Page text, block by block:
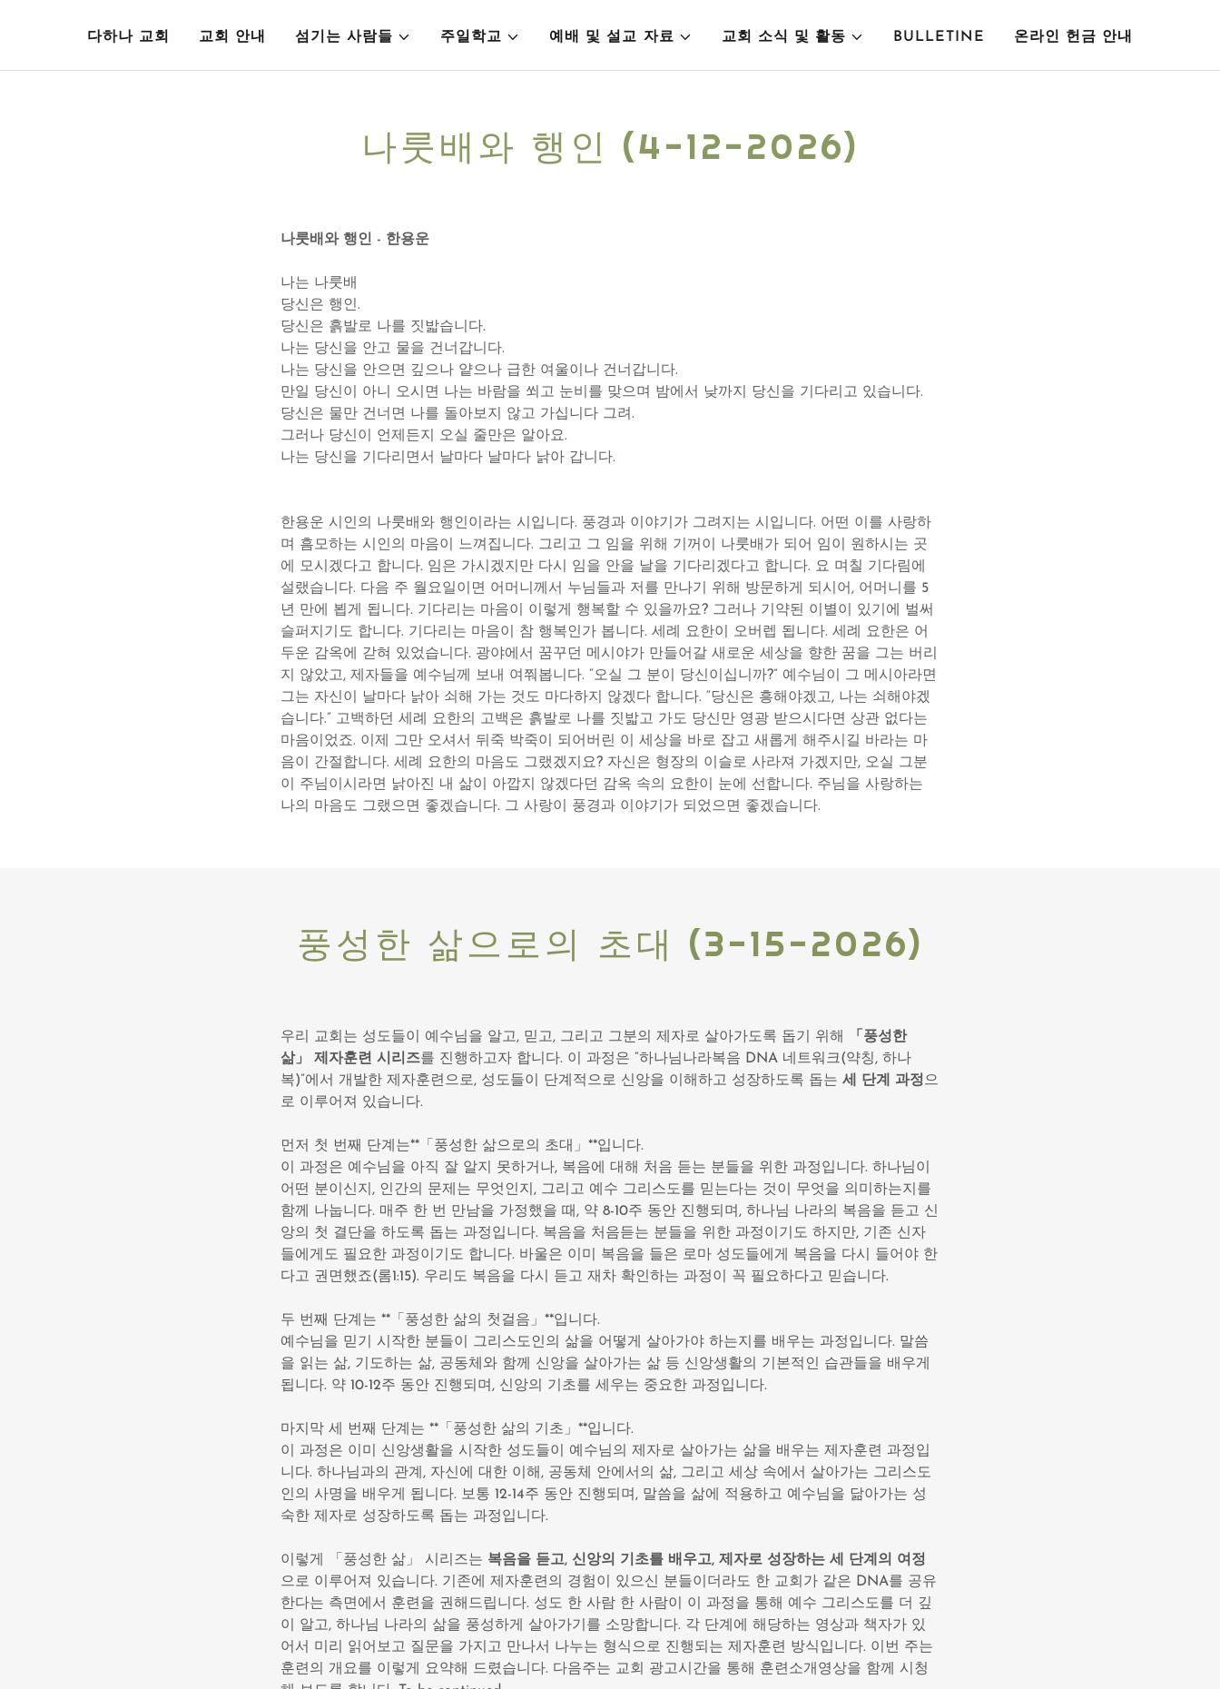
다하나 교회 교회 안내 섬기는 사람들 주일학교 예배 및 설교 자료 교회 소식 및 활동 BULLETINE 온라인 헌금 안내
나룻배와 행인 (4-12-2026)
나룻배와 행인 - 한용운
나는 나룻배
당신은 행인.
당신은 흙발로 나를 짓밟습니다.
나는 당신을 안고 물을 건너갑니다.
나는 당신을 안으면 깊으나 얕으나 급한 여울이나 건너갑니다.
만일 당신이 아니 오시면 나는 바람을 쐬고 눈비를 맞으며 밤에서 낮까지 당신을 기다리고 있습니다.
당신은 물만 건너면 나를 돌아보지 않고 가십니다 그려.
그러나 당신이 언제든지 오실 줄만은 알아요.
나는 당신을 기다리면서 날마다 날마다 낡아 갑니다.
한용운 시인의 나룻배와 행인이라는 시입니다. 풍경과 이야기가 그려지는 시입니다. 어떤 이를 사랑하
며 흠모하는 시인의 마음이 느껴집니다. 그리고 그 임을 위해 기꺼이 나룻배가 되어 임이 원하시는 곳
에 모시겠다고 합니다. 임은 가시겠지만 다시 임을 안을 날을 기다리겠다고 합니다. 요 며칠 기다림에
설랬습니다. 다음 주 월요일이면 어머니께서 누님들과 저를 만나기 위해 방문하게 되시어, 어머니를 5
년 만에 뵙게 됩니다. 기다리는 마음이 이렇게 행복할 수 있을까요? 그러나 기약된 이별이 있기에 벌써
슬퍼지기도 합니다. 기다리는 마음이 참 행복인가 봅니다. 세례 요한이 오버렙 됩니다. 세례 요한은 어
두운 감옥에 갇혀 있었습니다. 광야에서 꿈꾸던 메시야가 만들어갈 새로운 세상을 향한 꿈을 그는 버리
지 않았고, 제자들을 예수님께 보내 여쭤봅니다. “오실 그 분이 당신이십니까?” 예수님이 그 메시아라면
그는 자신이 날마다 낡아 쇠해 가는 것도 마다하지 않겠다 합니다. “당신은 흥해야겠고, 나는 쇠해야겠
습니다.” 고백하던 세례 요한의 고백은 흙발로 나를 짓밟고 가도 당신만 영광 받으시다면 상관 없다는
마음이었죠. 이제 그만 오셔서 뒤죽 박죽이 되어버린 이 세상을 바로 잡고 새롭게 해주시길 바라는 마
음이 간절합니다. 세례 요한의 마음도 그랬겠지요? 자신은 형장의 이슬로 사라져 가겠지만, 오실 그분
이 주님이시라면 낡아진 내 삶이 아깝지 않겠다던 감옥 속의 요한이 눈에 선합니다. 주님을 사랑하는
나의 마음도 그랬으면 좋겠습니다. 그 사랑이 풍경과 이야기가 되었으면 좋겠습니다.
풍성한 삶으로의 초대 (3-15-2026)
우리 교회는 성도들이 예수님을 알고, 믿고, 그리고 그분의 제자로 살아가도록 돕기 위해
「풍성한
삶」 제자훈련 시리즈를 진행하고자 합니다. 이 과정은 “하나님나라복음 DNA 네트워크(약칭, 하나
복)”에서 개발한 제자훈련으로, 성도들이 단계적으로 신앙을 이해하고 성장하도록 돕는세 단계 과정으
로 이루어져 있습니다.
먼저 첫 번째 단계는**「풍성한 삶으로의 초대」**입니다.
이 과정은 예수님을 아직 잘 알지 못하거나, 복음에 대해 처음 듣는 분들을 위한 과정입니다. 하나님이
어떤 분이신지, 인간의 문제는 무엇인지, 그리고 예수 그리스도를 믿는다는 것이 무엇을 의미하는지를
함께 나눕니다. 매주 한 번 만남을 가정했을 때, 약 8-10주 동안 진행되며, 하나님 나라의 복음을 듣고 신
앙의 첫 결단을 하도록 돕는 과정입니다. 복음을 처음듣는 분들을 위한 과정이기도 하지만, 기존 신자
들에게도 필요한 과정이기도 합니다. 바울은 이미 복음을 들은 로마 성도들에게 복음을 다시 들어야 한
다고 권면했죠(롬1:15). 우리도 복음을 다시 듣고 재차 확인하는 과정이 꼭 필요하다고 믿습니다.
두 번째 단계는 **「풍성한 삶의 첫걸음」**입니다.
예수님을 믿기 시작한 분들이 그리스도인의 삶을 어떻게 살아가야 하는지를 배우는 과정입니다. 말씀
을 읽는 삶, 기도하는 삶, 공동체와 함께 신앙을 살아가는 삶 등 신앙생활의 기본적인 습관들을 배우게
됩니다. 약 10-12주 동안 진행되며, 신앙의 기초를 세우는 중요한 과정입니다.
마지막 세 번째 단계는 **「풍성한 삶의 기초」**입니다.
이 과정은 이미 신앙생활을 시작한 성도들이 예수님의 제자로 살아가는 삶을 배우는 제자훈련 과정입
니다. 하나님과의 관계, 자신에 대한 이해, 공동체 안에서의 삶, 그리고 세상 속에서 살아가는 그리스도
인의 사명을 배우게 됩니다. 보통 12-14주 동안 진행되며, 말씀을 삶에 적용하고 예수님을 닮아가는 성
숙한 제자로 성장하도록 돕는 과정입니다.
이렇게 「풍성한 삶」 시리즈는 복음을 듣고, 신앙의 기초를 배우고, 제자로 성장하는 세 단계의 여정
으로 이루어져 있습니다. 기존에 제자훈련의 경험이 있으신 분들이더라도 한 교회가 같은 DNA를 공유
한다는 측면에서 훈련을 권해드립니다. 성도 한 사람 한 사람이 이 과정을 통해 예수 그리스도를 더 깊
이 알고, 하나님 나라의 삶을 풍성하게 살아가기를 소망합니다. 각 단계에 해당하는 영상과 책자가 있
어서 미리 읽어보고 질문을 가지고 만나서 나누는 형식으로 진행되는 제자훈련 방식입니다. 이번 주는
훈련의 개요를 이렇게 요약해 드렸습니다. 다음주는 교회 광고시간을 통해 훈련소개영상을 함께 시청